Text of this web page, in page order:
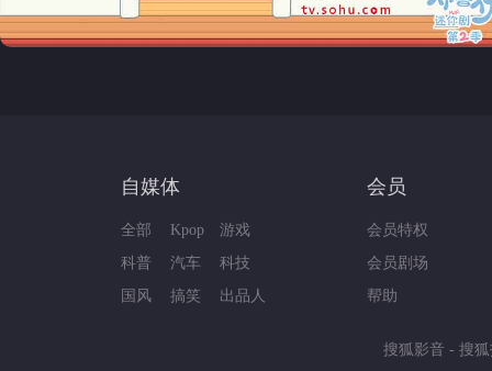
自媒体
全部
科普
国风
Kpop
汽车
搞笑
游戏
科技
出品人
会员
会员特权
会员剧场
帮助
搜狐影音 - 搜